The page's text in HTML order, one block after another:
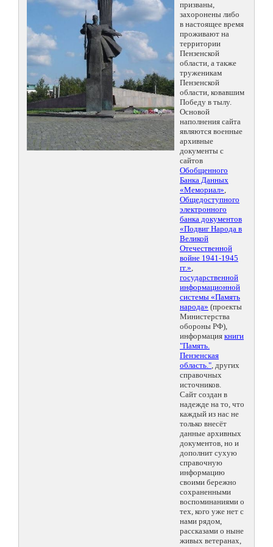
призваны,
захоронены либо
в настоящее время
проживают на
территории
Пензенской
области, а также
труженикам
Пензенской
области, ковавшим
Победу в тылу.
Основой
наполнения сайта
являются военные
архивные
документы с
сайтов
Обобщенного
Банка Данных
«Мемориал»,
Общедоступного
электронного
банка документов
«Подвиг Народа в
Великой
Отечественной
войне 1941-1945
гг.»,
государственной
информационной
системы «Память
народа» (проекты
Министерства
обороны РФ),
информация книги
"Память.
Пензенская
область.", других
справочных
источников.
Сайт создан в
надежде на то, что
каждый из нас не
только внесёт
данные архивных
документов, но и
дополнит сухую
справочную
информацию
своими бережно
сохраненными
воспоминаниями о
тех, кого уже нет с
нами рядом,
рассказами о ныне
живых ветеранах,